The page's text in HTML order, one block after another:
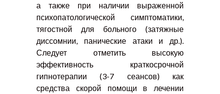
а также при наличии выраженной
психопатологической симптоматики,
тягостной для больного (затяжные
диссомнии, панические атаки и др.).
Следует отметить высокую
эффективность краткосрочной
гипнотерапии (3-7 сеансов) как
средства скорой помощи в лечении